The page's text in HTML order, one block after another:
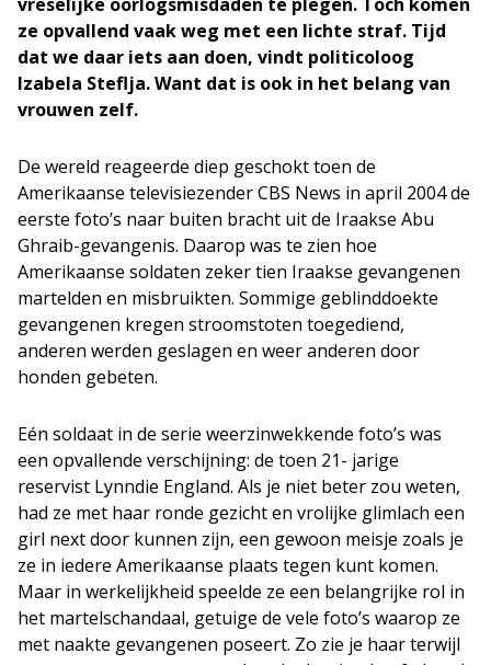
ze opvallend vaak weg met een lichte straf. Tijd
dat we daar iets aan doen, vindt politicoloog
Izabela Steflja. Want dat is ook in het belang van
vrouwen zelf.
De wereld reageerde diep geschokt toen de
Amerikaanse televisiezender CBS News in april 2004 de
eerste foto’s naar buiten bracht uit de Iraakse Abu
Ghraib-gevangenis. Daarop was te zien hoe
Amerikaanse soldaten zeker tien Iraakse gevangenen
martelden en misbruikten. Sommige geblinddoekte
gevangenen kregen stroomstoten toegediend,
anderen werden geslagen en weer anderen door
honden gebeten.
Eén soldaat in de serie weerzinwekkende foto’s was
een opvallende verschijning: de toen 21- jarige
reservist Lynndie England. Als je niet beter zou weten,
had ze met haar ronde gezicht en vrolijke glimlach een
girl next door kunnen zijn, een gewoon meisje zoals je
ze in iedere Amerikaanse plaats tegen kunt komen.
Maar in werkelijkheid speelde ze een belangrijke rol in
het martelschandaal, getuige de vele foto’s waarop ze
met naakte gevangenen poseert. Zo zie je haar terwijl